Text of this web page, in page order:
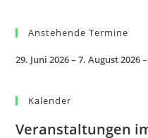
Anstehende Termine
29. Juni 2026– 7. August 2026
Kalender
Veranstaltungen